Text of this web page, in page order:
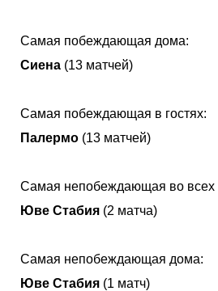
Самая побеждающая дома:
Сиена (13 матчей)
Самая побеждающая в гостях:
Палермо (13 матчей)
Самая непобеждающая во всех
Юве Стабия (2 матча)
Самая непобеждающая дома:
Юве Стабия (1 матч)